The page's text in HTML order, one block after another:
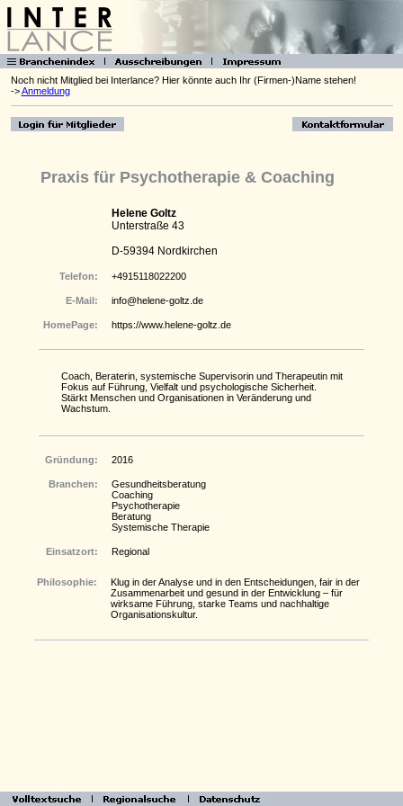
Noch nicht Mitglied bei Interlance? Hier könnte auch Ihr (Firmen-)Name stehen!
->Anmeldung
Praxis für Psychotherapie & Coaching
Helene Goltz
Unterstraße 43
D-59394 Nordkirchen
Telefon: +4915118022200
E-Mail: info@helene-goltz.de
HomePage: https://www.helene-goltz.de
Coach, Beraterin, systemische Supervisorin und Therapeutin mit
Fokus auf Führung, Vielfalt und psychologische Sicherheit.
Stärkt Menschen und Organisationen in Veränderung und
Wachstum.
Gründung: 2016
Branchen:
Gesundheitsberatung
Coaching
Psychotherapie
Beratung
Systemische Therapie
Einsatzort: Regional
Philosophie:
Klug in der Analyse und in den Entscheidungen, fair in der
Zusammenarbeit und gesund in der Entwicklung – für
wirksame Führung, starke Teams und nachhaltige
Organisationskultur.